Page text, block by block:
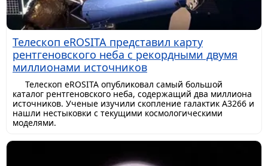
Телескоп eROSITA представил карту
рентгеновского неба с рекордными двумя
миллионами источников
Телескоп eROSITA опубликовал самый большой
каталог рентгеновского неба, содержащий два миллиона
источников. Ученые изучили скопление галактик A3266 и
нашли нестыковки с текущими космологическими
моделями.